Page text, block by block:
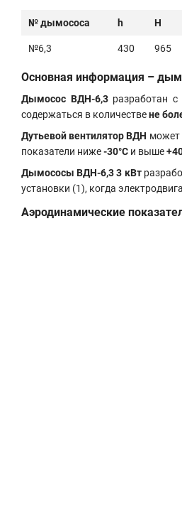
№ дымососа h H
№6,3 430 965
Основная информация –
Дымосос ВДН-6,3разработан с
содержаться в количествене
Дутьевой вентилятор ВДН может
показатели ниже-30°С и выше
Дымососы ВДН-6,3 3 кВт
установки (1), когда
Аэродинамические